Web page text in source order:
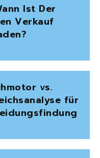
Ist Der
Verkauf
vs.
für